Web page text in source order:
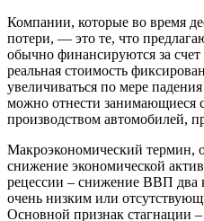
Компании, которые во время
потери, — это те, что
обычно финансируются за
реальная стоимость
увеличиваться по мере
можно отнести занимающиеся
производством автомобилей,
Макроэкономический термин,
снижение экономической
рецессии – снижение ВВП два
очень низким или
Основной признак стагнации